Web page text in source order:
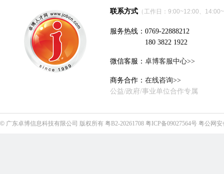
联系方式 （工作日：9:00~12:00、
服务热线：0769-22888212
180 3822 1922
微信客服： 卓博客服中心>>
商务合作： 在线咨询>>
公益/政府/事业单位合作专属
© 广东卓博信息科技有限公司 版权所有 粤B2-20261708 粤ICP备09027564号 粤公网安